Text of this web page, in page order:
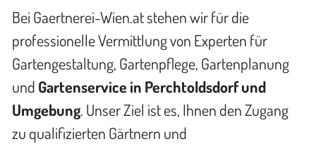
Bei Gaertnerei-Wien.at stehen wir für die
professionelle Vermittlung von Experten für
Gartengestaltung, Gartenpflege, Gartenplanung
und Gartenservice in Perchtoldsdorf und
Umgebung. Unser Ziel ist es, Ihnen den Zugang
zu qualifizierten Gärtnern und